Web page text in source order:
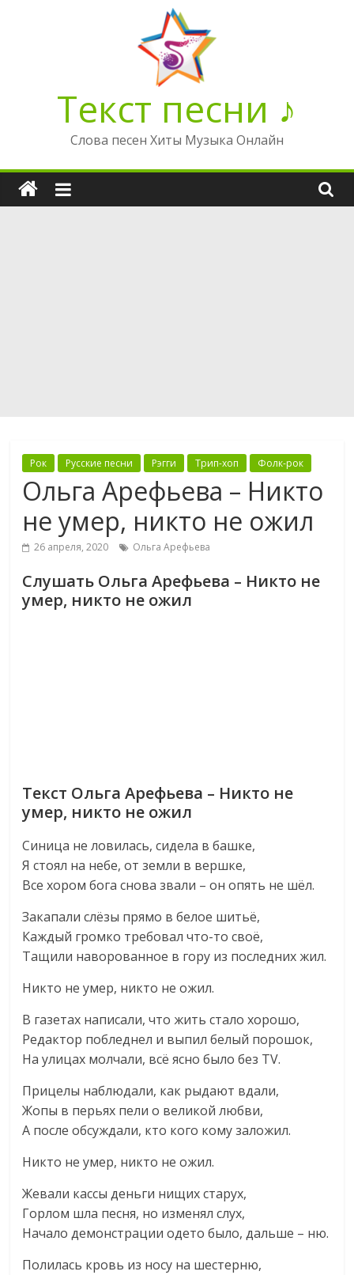
Текст песни ♪
Слова песен Хиты Музыка Онлайн
Рок Русские песни Рэгги Трип-хоп Фолк-рок
Ольга Арефьева – Никто
не умер, никто не ожил
26 апреля, 2020 Ольга Арефьева
Слушать Ольга Арефьева – Никто не
умер, никто не ожил
Текст Ольга Арефьева – Никто не
умер, никто не ожил
Синица не ловилась, сидела в башке,
Я стоял на небе, от земли в вершке,
Все хором бога снова звали – он опять не шёл.
Закапали слёзы прямо в белое шитьё,
Каждый громко требовал что-то своё,
Тащили наворованное в гору из последних жил.
Никто не умер, никто не ожил.
В газетах написали, что жить стало хорошо,
Редактор побледнел и выпил белый порошок,
На улицах молчали, всё ясно было без TV.
Прицелы наблюдали, как рыдают вдали,
Жопы в перьях пели о великой любви,
А после обсуждали, кто кого кому заложил.
Никто не умер, никто не ожил.
Жевали кассы деньги нищих старух,
Горлом шла песня, но изменял слух,
Начало демонстрации одето было, дальше – ню.
Полилась кровь из носу на шестерню,